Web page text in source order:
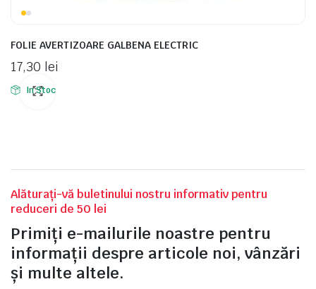
FOLIE AVERTIZOARE GALBENA ELECTRIC
17,30 lei
In Stoc
Alăturați-vă buletinului nostru informativ pentru
reduceri de 50 lei
Primiți e-mailurile noastre pentru
informații despre articole noi, vânzări
și multe altele.